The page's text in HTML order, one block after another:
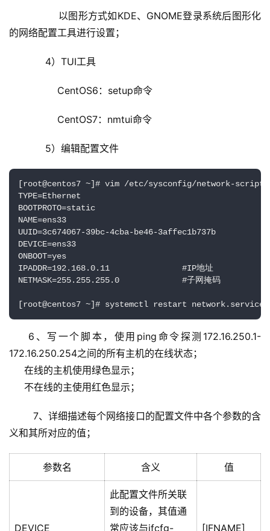
的网络配置工具进行设置；
	    4）TUI工具
	        CentOS6：setup命令
	        CentOS7：nmtui命令
	    5）编辑配置文件
[root@centos7 ~]# vim /etc/sysconfig/network-
TYPE=Ethernet
BOOTPROTO=static
NAME=ens33
UUID=3c674067-39bc-4cba-be46-3affec1b737b
DEVICE=ens33
ONBOOT=yes
IPADDR=192.168.0.11               #IP地址
NETMASK=255.255.255.0             #子网掩码
[root@centos7 ~]# systemctl restart
6、写一个脚本，使用ping命令探测172.16.250.1-
172.16.250.254之间的所有主机的在线状态；
在线的主机使用绿色显示；
不在线的主使用红色显示；
	7、详细描述每个网络接口的配置文件中各个参数的含
义和其所对应的值；
参数名 含义 值
DEVICE
此配置文件所关联
到的设备，其值通
常应该与ifcfg-
[IFNAME]